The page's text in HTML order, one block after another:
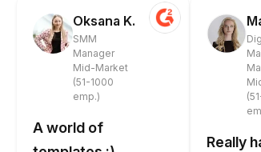
Oksana K.
SMM
Manager
Mid-Market
(51-1000
emp.)
A world of
Really